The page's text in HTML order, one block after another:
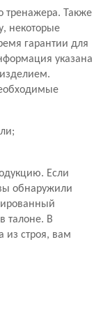
тренажера. Также
некоторые
гарантии для
указана
Если
обнаружили
талоне. В
из строя, вам